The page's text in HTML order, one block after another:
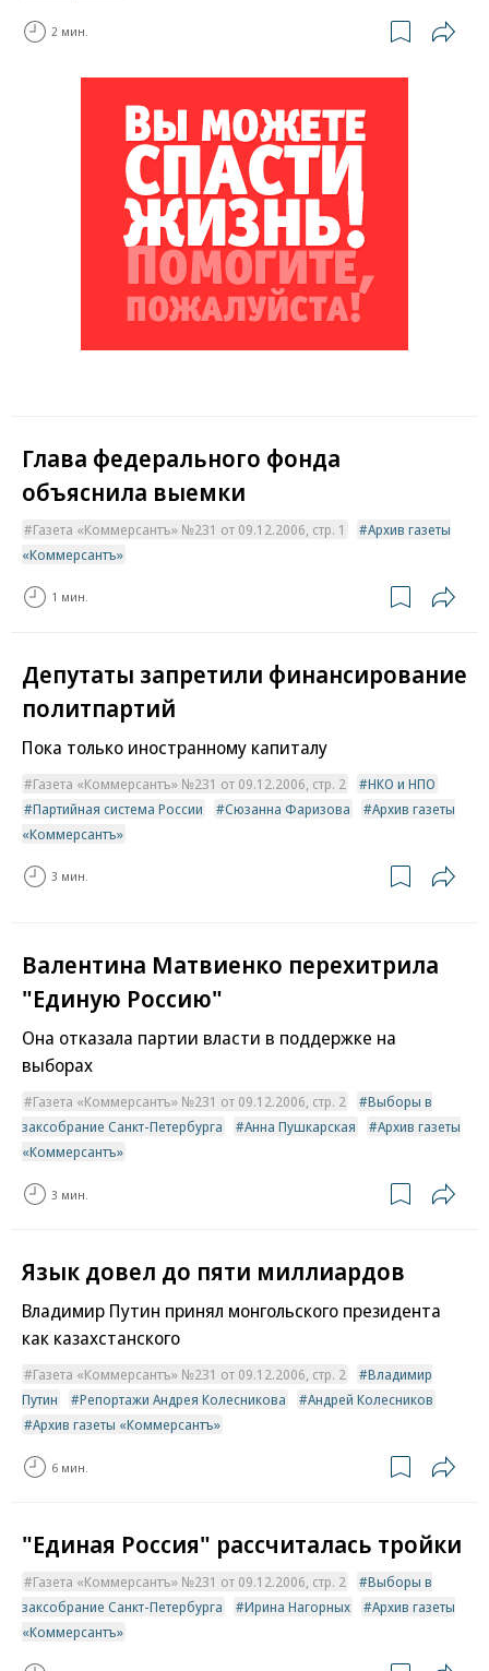
2 мин.
Глава федерального фонда
объяснила выемки
Газета «Коммерсантъ» №231 от 09.12.2006, стр. 1
Архив газеты
«Коммерсантъ»
1 мин.
Депутаты запретили финансирование
политпартий
Пока только иностранному капиталу
Газета «Коммерсантъ» №231 от 09.12.2006, стр. 2
НКО и НПО
Партийная система России
Сюзанна Фаризова
Архив газеты
«Коммерсантъ»
3 мин.
Валентина Матвиенко перехитрила
"Единую Россию"
Она отказала партии власти в поддержке на
выборах
Газета «Коммерсантъ» №231 от 09.12.2006, стр. 2
Выборы в
заксобрание Санкт-Петербурга
Анна Пушкарская
Архив газеты
«Коммерсантъ»
3 мин.
Язык довел до пяти миллиардов
Владимир Путин принял монгольского президента
как казахстанского
Газета «Коммерсантъ» №231 от 09.12.2006, стр. 2
Владимир
Путин
Репортажи Андрея Колесникова
Андрей Колесников
Архив газеты «Коммерсантъ»
6 мин.
"Единая Россия" рассчиталась тройки
Газета «Коммерсантъ» №231 от 09.12.2006, стр. 2
Выборы в
заксобрание Санкт-Петербурга
Ирина Нагорных
Архив газеты
«Коммерсантъ»